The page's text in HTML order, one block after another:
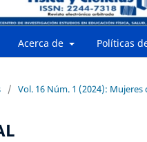
Acerca de Políticas
/ Vol. 16 Núm. 1 (2024):